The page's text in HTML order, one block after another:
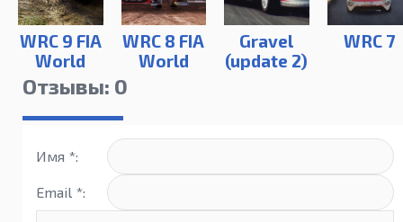
WRC 9 FIA
World
Rally
Championship
WRC 8 FIA
World
Championship
Gravel
(update 2)
WRC 7
Отзывы: 0
Имя *:
Email *: